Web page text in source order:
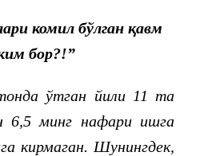
комил бўлган қавм
бор?!”
ўтган йили 11 та
6,5 минг нафари ишга
кирмаган. Шунингдек,